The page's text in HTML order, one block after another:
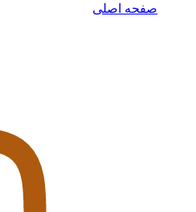
صفحه اصلی